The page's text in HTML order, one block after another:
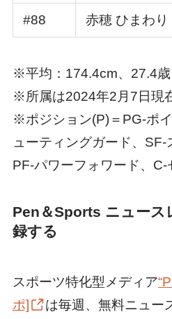
#88 赤穂 ひまわり
※平均：174.4cm、27.4歳
※所属は2024年2月7日現
※ポジション(P)＝PG-ポ
ューティングガード、SF-
PF-パワーフォワード、C-
Pen＆Sports ニュース
録する
スポーツ特化型メディア
ポ]
は毎週、無料ニュー